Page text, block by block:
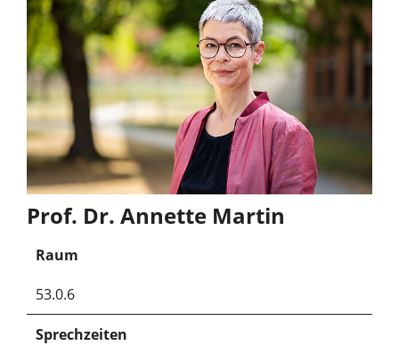
Prof. Dr. Annette Martin
Raum
53.0.6
Sprechzeiten